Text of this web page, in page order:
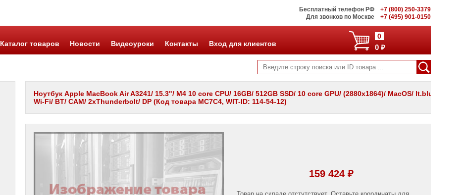
Бесплатный телефон РФ
+7 (800) 250-3379
Для звонков по Москве
+7 (495) 901-0150
0
0 ₽
Каталог товаров Новости Видеоуроки Контакты Вход для клиентов
Ноутбук Apple MacBook Air A3241/ 15.3"/ M4 10 core CPU/ 16GB/ 512GB SSD/ 10 core GPU/ (2880x1864)/ MacOS/ lt.blue/
Wi-Fi/ BT/ CAM/ 2xThunderbolt/ DP (Код товара MC7C4, WIT-ID: 114-54-12)
159 424 ₽
Товар на складе отстутствует. Оставьте координаты для